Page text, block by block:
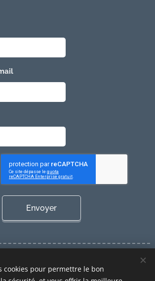
Envoyer
Langues
cookies pour permettre le bon